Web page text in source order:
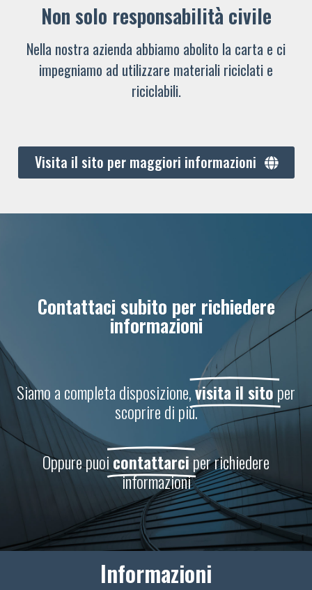
Non solo responsabilità civile
Nella nostra azienda abbiamo abolito la carta e ci
impegniamo ad utilizzare materiali riciclati e
riciclabili.
Visita il sito per maggiori informazioni
Contattaci subito per richiedere
informazioni
Siamo a completa disposizione,visita il sitoper
scoprire di più.
Oppure puoicontattarciper richiedere
informazioni
Informazioni